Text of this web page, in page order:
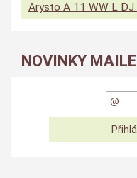
Arysto A 11 WW L
NOVINKY